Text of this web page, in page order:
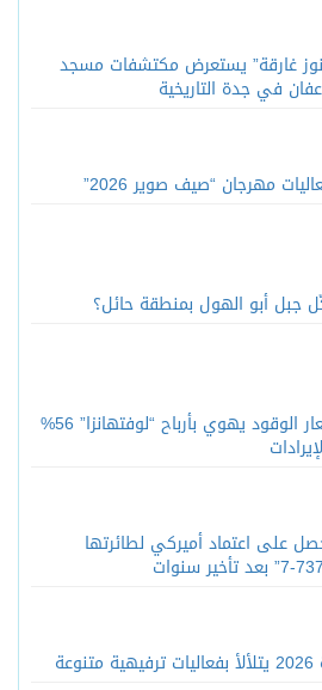
غارقة” يستعرض مكتشفات مسجد
في جدة التاريخية
مهرجان “صيف صوير 2026”
أبو الهول بمنطقة حائل؟
ارتفاع أسعار الوقود يهوي بأرباح “لوفتهانزا” 56%
على اعتماد أميركي لطائرتها